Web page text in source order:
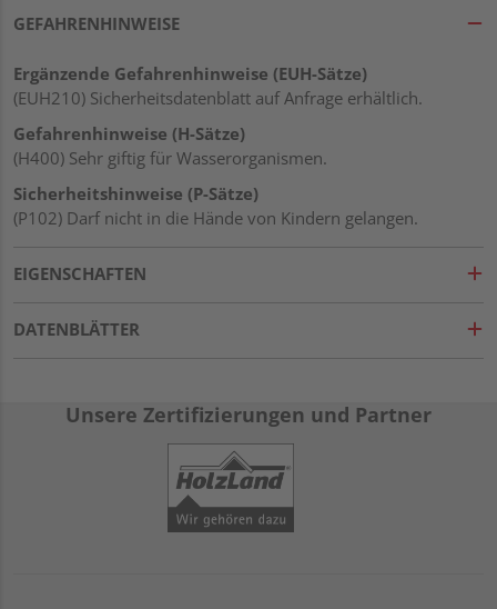
GEFAHRENHINWEISE
Ergänzende Gefahrenhinweise (EUH-Sätze)
(EUH210) Sicherheitsdatenblatt auf Anfrage erhältlich.
Gefahrenhinweise (H-Sätze)
(H400) Sehr giftig für Wasserorganismen.
Sicherheitshinweise (P-Sätze)
(P102) Darf nicht in die Hände von Kindern gelangen.
EIGENSCHAFTEN
DATENBLÄTTER
Unsere Zertifizierungen und Partner